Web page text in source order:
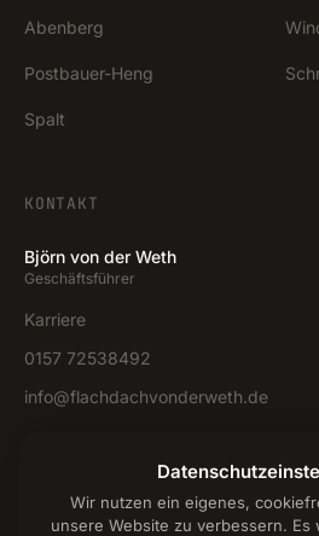
Abenberg
Postbauer-Heng
Spalt
KONTAKT
Björn von der Weth
Geschäftsführer
Karriere
0157 72538492
info@flachdachvonderweth.de
Wir nutzen ein eigenes,
unsere Website zu verbessern. Es